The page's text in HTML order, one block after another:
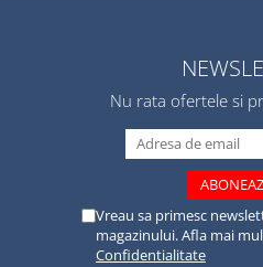
Nu rata ofertele si
Vreau sa primesc
magazinului. Afla mai
Confidentialitate